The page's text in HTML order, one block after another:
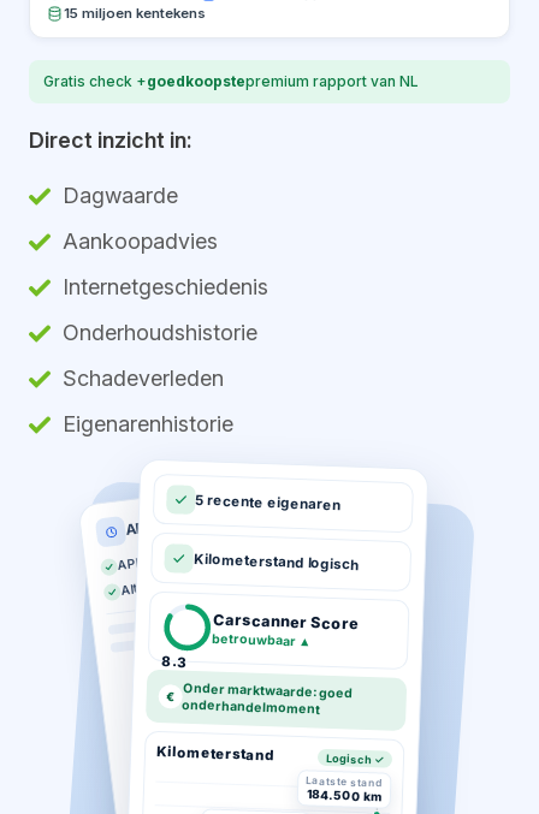
15 miljoen kentekens
Gratis check +goedkoopstepremium rapport van NL
Direct inzicht in:
Dagwaarde
Aankoopadvies
Internetgeschiedenis
Onderhoudshistorie
Schadeverleden
Eigenarenhistorie
APK historie
APK geldig tot 03-2026
Altijd op tijd gekeurd
5 recente eigenaren
Kilometerstand logisch
8.3
Carscanner Score
betrouwbaar ▲
€ Onder marktwaarde: goed
onderhandelmoment
Kilometerstand Logisch ✓
Laatste stand
184.500 km